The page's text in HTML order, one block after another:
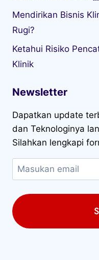
Mendirikan Bisnis
Rugi?
Ketahui Risiko
Klinik
Newsletter
Dapatkan update
dan Teknologinya
Silahkan lengkapi